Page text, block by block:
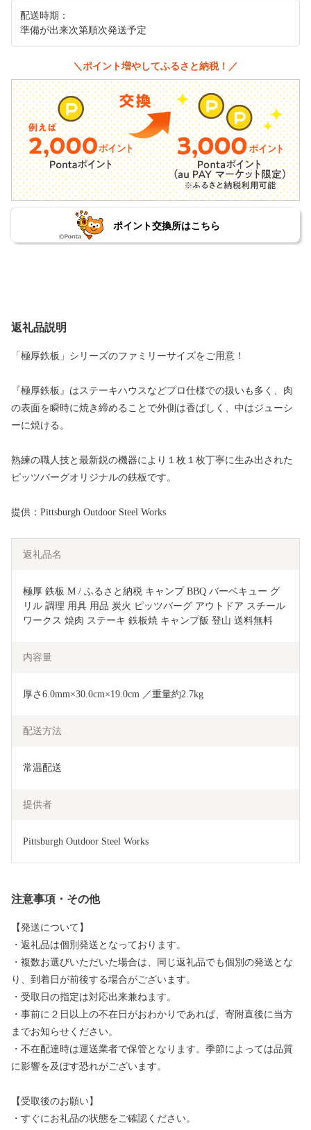
配送時期：
準備が出来次第順次発送予定
＼ポイント増やしてふるさと納税！／
ポイント交換所はこちら
返礼品説明
「極厚鉄板」シリーズのファミリーサイズをご用意！
『極厚鉄板』はステーキハウスなどプロ仕様での扱いも多く、肉
の表面を瞬時に焼き締めることで外側は香ばしく、中はジューシ
ーに焼ける。
熟練の職人技と最新鋭の機器により１枚１枚丁寧に生み出された
ピッツバーグオリジナルの鉄板です。
提供：Pittsburgh Outdoor Steel Works
返礼品名
極厚 鉄板 M / ふるさと納税 キャンプ BBQ バーベキュー グ
リル 調理 用具 用品 炭火 ピッツバーグ アウトドア スチール
ワークス 焼肉 ステーキ 鉄板焼 キャンプ飯 登山 送料無料
内容量
厚さ6.0mm×30.0cm×19.0cm ／重量約2.7kg
配送方法
常温配送
提供者
Pittsburgh Outdoor Steel Works
注意事項・その他
【発送について】
・返礼品は個別発送となっております。
・複数お選びいただいた場合は、同じ返礼品でも個別の発送とな
り、到着日が前後する場合がございます。
・受取日の指定は対応出来兼ねます。
・事前に２日以上の不在日がおわかりであれば、寄附直後に当方
までお知らせください。
・不在配達時は運送業者で保管となります。季節によっては品質
に影響を及ぼす恐れがございます。
【受取後のお願い】
・すぐにお礼品の状態をご確認ください。